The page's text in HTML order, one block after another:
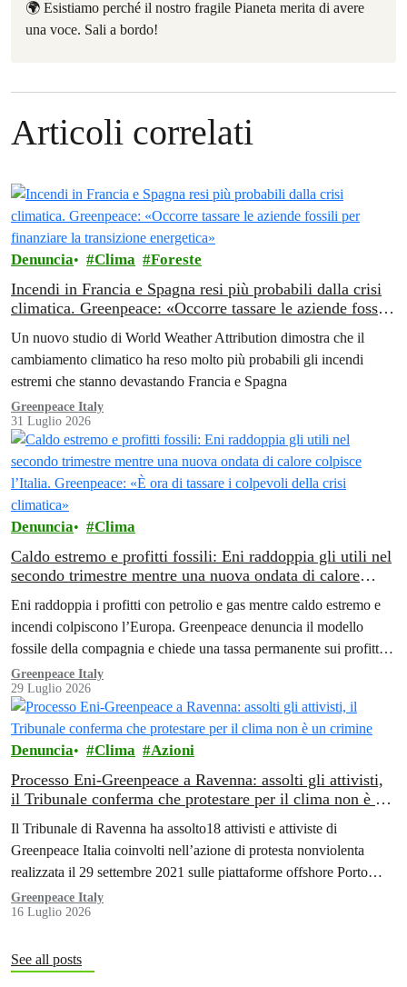
🌍 Esistiamo perché il nostro fragile Pianeta merita di avere
una voce. Sali a bordo!
Articoli correlati
Denuncia Clima Foreste
Incendi in Francia e Spagna resi più probabili dalla crisi
climatica. Greenpeace: «Occorre tassare le aziende fossili
Un nuovo studio di World Weather Attribution dimostra che il
cambiamento climatico ha reso molto più probabili gli incendi
estremi che stanno devastando Francia e Spagna
Greenpeace Italy
31 Luglio 2026
Denuncia Clima
Caldo estremo e profitti fossili: Eni raddoppia gli utili nel
secondo trimestre mentre una nuova ondata di calore
della crisi climatica»
Eni raddoppia i profitti con petrolio e gas mentre caldo estremo e
incendi colpiscono l’Europa. Greenpeace denuncia il modello
fossile della compagnia e chiede una tassa permanente sui profitti
delle aziende fossili
Greenpeace Italy
29 Luglio 2026
Denuncia Clima Azioni
Processo Eni-Greenpeace a Ravenna: assolti gli attivisti,
il Tribunale conferma che protestare per il clima non è un
Il Tribunale di Ravenna ha assolto18 attivisti e attiviste di
Greenpeace Italia coinvolti nell’azione di protesta nonviolenta
realizzata il 29 settembre 2021 sulle piattaforme offshore Porto
Corsini di Eni, al largo di Ravenna.
Greenpeace Italy
16 Luglio 2026
See all posts